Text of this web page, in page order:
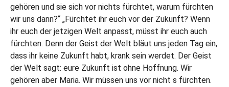
gehören und sie sich vor nichts fürchtet, warum fürchten
wir uns dann?“ „Fürchtet ihr euch vor der Zukunft? Wenn
ihr euch der jetzigen Welt anpasst, müsst ihr euch auch
fürchten. Denn der Geist der Welt bläut uns jeden Tag ein,
dass ihr keine Zukunft habt, krank sein werdet. Der Geist
der Welt sagt: eure Zukunft ist ohne Hoffnung. Wir
gehören aber Maria. Wir müssen uns vor nicht s fürchten.